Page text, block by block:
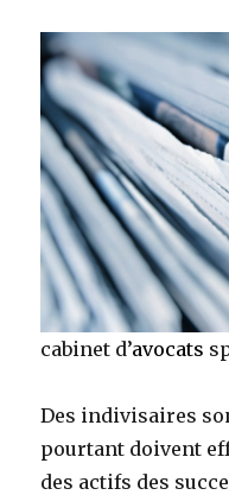
cabinet d’avocats
Des indivisaires
pourtant doivent
des actifs des